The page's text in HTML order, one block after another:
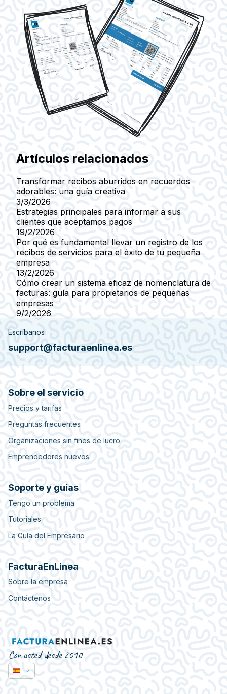
Artículos relacionados
Transformar recibos aburridos en recuerdos
adorables: una guía creativa
3/3/2026
Estrategias principales para informar a sus
clientes que aceptamos pagos
19/2/2026
Por qué es fundamental llevar un registro de los
recibos de servicios para el éxito de tu pequeña
empresa
13/2/2026
Cómo crear un sistema eficaz de nomenclatura de
facturas: guía para propietarios de pequeñas
empresas
9/2/2026
Escríbanos
support@facturaenlinea.es
Sobre el servicio
Precios y tarifas
Preguntas frecuentes
Organizaciones sin fines de lucro
Emprendedores nuevos
Soporte y guías
Tengo un problema
Tutoriales
La Guía del Empresario
FacturaEnLinea
Sobre la empresa
Contáctenos
Con usted desde 2010